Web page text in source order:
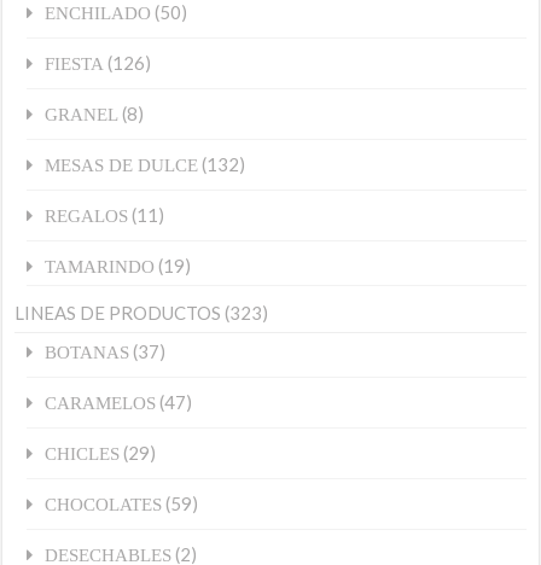
ENCHILADO (50)
FIESTA (126)
GRANEL (8)
MESAS DE DULCE (132)
REGALOS (11)
TAMARINDO (19)
LINEAS DE PRODUCTOS (323)
BOTANAS (37)
CARAMELOS (47)
CHICLES (29)
CHOCOLATES (59)
DESECHABLES (2)